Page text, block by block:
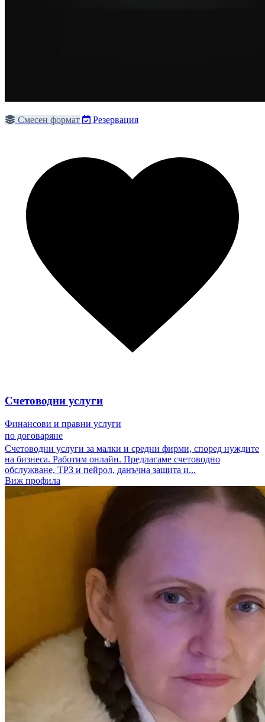
Смесен формат Резервация
Счетоводни услуги
Финансови и правни услуги
по договаряне
Счетоводни услуги за малки и средни фирми, според нуждите
на бизнеса. Работим онлайн. Предлагаме счетоводно
обслужване, ТРЗ и пейрол, данъчна защита и...
Виж профила